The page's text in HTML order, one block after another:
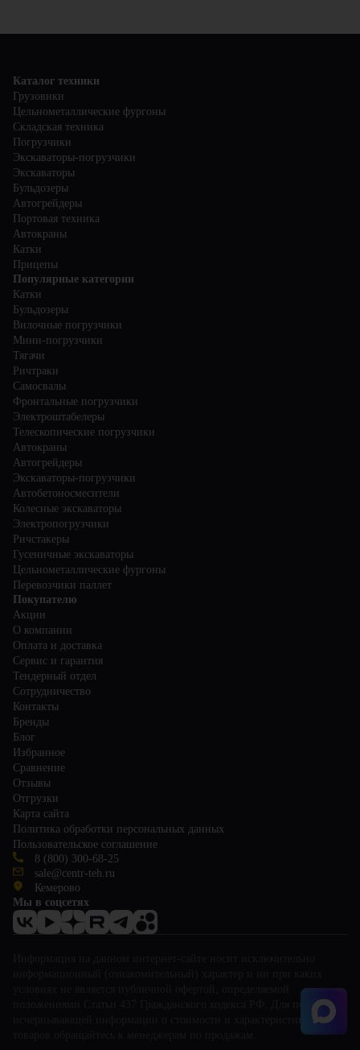
Каталог техники
Грузовики
Цельнометаллические фургоны
Складская техника
Погрузчики
Экскаваторы-погрузчики
Экскаваторы
Бульдозеры
Автогрейдеры
Портовая техника
Автокраны
Катки
Прицепы
Популярные категории
Катки
Бульдозеры
Вилочные погрузчики
Мини-погрузчики
Тягачи
Ричтраки
Самосвалы
Фронтальные погрузчики
Электроштабелеры
Телескопические погрузчики
Автокраны
Автогрейдеры
Экскаваторы-погрузчики
Автобетоносмесители
Колесные экскаваторы
Электропогрузчики
Ричстакеры
Гусеничные экскаваторы
Цельнометаллические фургоны
Перевозчики паллет
Покупателю
Акции
О компании
Оплата и доставка
Сервис и гарантия
Тендерный отдел
Сотрудничество
Контакты
Бренды
Блог
Избранное
Сравнение
Отзывы
Отгрузки
Карта сайта
Политика обработки персональных данных
Пользовательское соглашение
8 (800) 300-68-25
sale@centr-teh.ru
Кемерово
Мы в соцсетях
положениями Статьи 437 Гражданского кодекса РФ. Для получения
исчерпывающей информации о стоимости и характеристиках